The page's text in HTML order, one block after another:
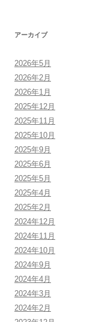
アーカイブ
2026年5月
2026年2月
2026年1月
2025年12月
2025年11月
2025年10月
2025年9月
2025年6月
2025年5月
2025年4月
2025年2月
2024年12月
2024年11月
2024年10月
2024年9月
2024年4月
2024年3月
2024年2月